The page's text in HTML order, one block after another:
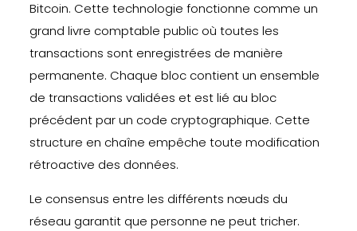
Bitcoin. Cette technologie fonctionne comme un
grand livre comptable public où toutes les
transactions sont enregistrées de manière
permanente. Chaque bloc contient un ensemble
de transactions validées et est lié au bloc
précédent par un code cryptographique. Cette
structure en chaîne empêche toute modification
rétroactive des données.
Le consensus entre les différents nœuds du
réseau garantit que personne ne peut tricher.